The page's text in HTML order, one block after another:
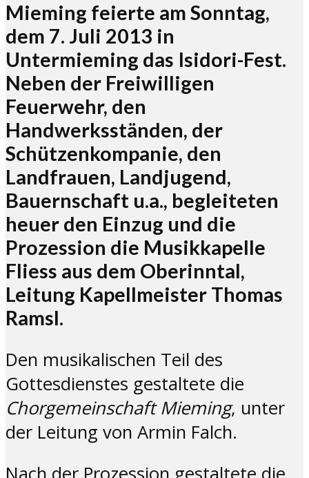
Mieming feierte am Sonntag,
dem 7. Juli 2013 in
Untermieming das Isidori-Fest.
Neben der Freiwilligen
Feuerwehr, den
Handwerksständen, der
Schützenkompanie, den
Landfrauen, Landjugend,
Bauernschaft u.a., begleiteten
heuer den Einzug und die
Prozession die Musikkapelle
Fliess aus dem Oberinntal,
Leitung Kapellmeister Thomas
Ramsl.
Den musikalischen Teil des
Gottesdienstes gestaltete die
Chorgemeinschaft Mieming, unter
der Leitung von Armin Falch.